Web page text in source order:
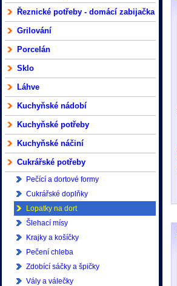
Řeznické potřeby - domácí zabijačka
Grilování
Porcelán
Sklo
Láhve
Kuchyňské nádobí
Kuchyňské potřeby
Kuchyňské náčiní
Cukrářské potřeby
Pečící a dortové formy
Cukrářské doplňky
Lopatky na dort
Šlehací mísy
Krajky a košíčky
Pečení chleba
Zdobící sáčky a špičky
Vály a válečky